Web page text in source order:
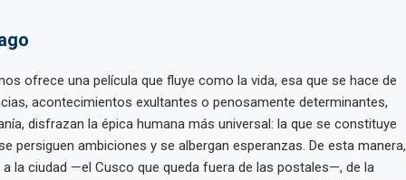
ofrece una película que fluye como la vida, esa que se hace de
acontecimientos exultantes o penosamente determinantes,
disfrazan la épica humana más universal: la que se constituye
persiguen ambiciones y se albergan esperanzas. De esta manera,
la ciudad —el Cusco que queda fuera de las postales—, de la